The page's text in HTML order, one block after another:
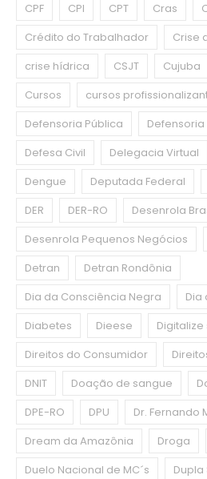
CPF
CPI CPT Cras
Crédito do Trabalhador
Crise
crise hídrica
CSJT Cujuba
Cursos
cursos
Defensoria Pública
Defesa Civil
Delegacia Virtual
Dengue
Deputada Federal
DER
DER-RO Desenrola
Desenrola Pequenos Negócios
Detran
Detran Rondônia
Dia da Consciência Negra
Dia
Diabetes
Dieese
Direitos do Consumidor
DNIT
Doação de sangue
DPE-RO
DPU Dr. Fernando
Dream da Amazônia
Droga
Duelo Nacional de MC´s
Dupla